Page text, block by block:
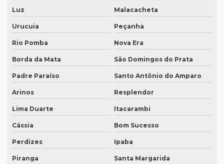
Luz Malacacheta
Urucuia Peçanha
Rio Pomba Nova Era
Borda da Mata São Domingos do Prata
Padre Paraíso Santo Antônio do Amparo
Arinos Resplendor
Lima Duarte Itacarambi
Cássia Bom Sucesso
Perdizes Ipaba
Piranga Santa Margarida